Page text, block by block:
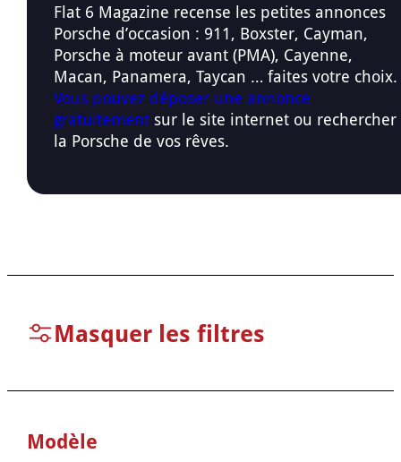
Flat 6 Magazine recense les petites annonces
Porsche d’occasion : 911, Boxster, Cayman,
Porsche à moteur avant (PMA), Cayenne,
Macan, Panamera, Taycan … faites votre choix.
Vous pouvez déposer une annonce
gratuitementsur le site internet ou rechercher
la Porsche de vos rêves.
Masquer les filtres
Modèle